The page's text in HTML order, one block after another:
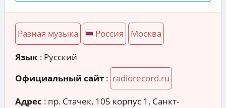
Разная музыка Россия Москва
Язык : Русский
Официальный сайт : radiorecord.ru
Адрес : пр. Стачек, 105 корпус 1, Санкт-